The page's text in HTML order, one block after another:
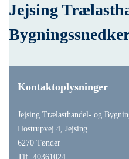
Jejsing
Kontaktoplysninger
Jejsing Trælasthandel- og
Hostrupvej 4, Jejsing
6270 Tønder
Tlf. 40361024